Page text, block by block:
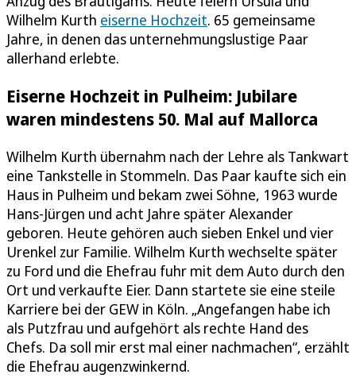
Wilhelm Kurth eiserne Hochzeit. 65 gemeinsame
Jahre, in denen das unternehmungslustige Paar
allerhand erlebte.
Eiserne Hochzeit in Pulheim: Jubilare
waren mindestens 50. Mal auf Mallorca
Wilhelm Kurth übernahm nach der Lehre als Tankwart
eine Tankstelle in Stommeln. Das Paar kaufte sich ein
Haus in Pulheim und bekam zwei Söhne, 1963 wurde
Hans-Jürgen und acht Jahre später Alexander
geboren. Heute gehören auch sieben Enkel und vier
Urenkel zur Familie. Wilhelm Kurth wechselte später
zu Ford und die Ehefrau fuhr mit dem Auto durch den
Ort und verkaufte Eier. Dann startete sie eine steile
Karriere bei der GEW in Köln. „Angefangen habe ich
als Putzfrau und aufgehört als rechte Hand des
Chefs. Da soll mir erst mal einer nachmachen“, erzählt
die Ehefrau augenzwinkernd.